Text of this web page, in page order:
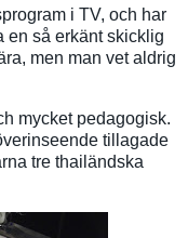
i TV, och har
en så erkänt skicklig
men man vet aldrig
mycket pedagogisk.
tillagade
tre thailändska